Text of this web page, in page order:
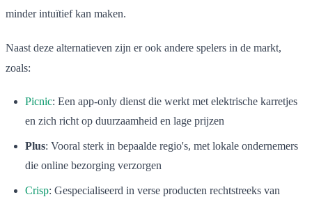
minder intuïtief kan maken.
Naast deze alternatieven zijn er ook andere spelers in de markt,
zoals:
Picnic: Een app-only dienst die werkt met elektrische karretjes
en zich richt op duurzaamheid en lage prijzen
Plus: Vooral sterk in bepaalde regio's, met lokale ondernemers
die online bezorging verzorgen
Crisp: Gespecialiseerd in verse producten rechtstreeks van